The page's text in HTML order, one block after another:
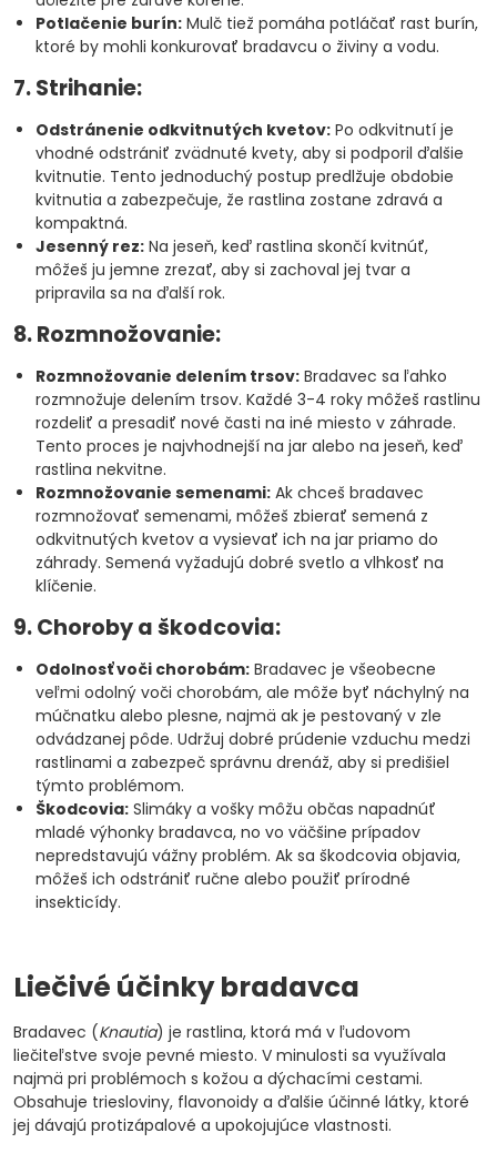
Potlačenie burín: Mulč tiež pomáha potláčať rast burín,
ktoré by mohli konkurovať bradavcu o živiny a vodu.
7. Strihanie:
Odstránenie odkvitnutých kvetov: Po odkvitnutí je
vhodné odstrániť zvädnuté kvety, aby si podporil ďalšie
kvitnutie. Tento jednoduchý postup predlžuje obdobie
kvitnutia a zabezpečuje, že rastlina zostane zdravá a
kompaktná.
Jesenný rez: Na jeseň, keď rastlina skončí kvitnúť,
môžeš ju jemne zrezať, aby si zachoval jej tvar a
pripravila sa na ďalší rok.
8. Rozmnožovanie:
Rozmnožovanie delením trsov: Bradavec sa ľahko
rozmnožuje delením trsov. Každé 3-4 roky môžeš rastlinu
rozdeliť a presadiť nové časti na iné miesto v záhrade.
Tento proces je najvhodnejší na jar alebo na jeseň, keď
rastlina nekvitne.
Rozmnožovanie semenami: Ak chceš bradavec
rozmnožovať semenami, môžeš zbierať semená z
odkvitnutých kvetov a vysievať ich na jar priamo do
záhrady. Semená vyžadujú dobré svetlo a vlhkosť na
klíčenie.
9. Choroby a škodcovia:
Odolnosť voči chorobám: Bradavec je všeobecne
veľmi odolný voči chorobám, ale môže byť náchylný na
múčnatku alebo plesne, najmä ak je pestovaný v zle
odvádzanej pôde. Udržuj dobré prúdenie vzduchu medzi
rastlinami a zabezpeč správnu drenáž, aby si predišiel
týmto problémom.
Škodcovia: Slimáky a vošky môžu občas napadnúť
mladé výhonky bradavca, no vo väčšine prípadov
nepredstavujú vážny problém. Ak sa škodcovia objavia,
môžeš ich odstrániť ručne alebo použiť prírodné
insekticídy.
Liečivé účinky bradavca
Bradavec (Knautia) je rastlina, ktorá má v ľudovom
liečiteľstve svoje pevné miesto. V minulosti sa využívala
najmä pri problémoch s kožou a dýchacími cestami.
Obsahuje triesloviny, flavonoidy a ďalšie účinné látky, ktoré
jej dávajú protizápalové a upokojujúce vlastnosti.